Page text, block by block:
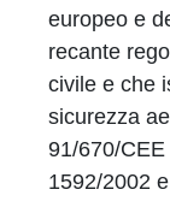
europeo e
recante
civile e che
sicurezza
91/670/
1592/2002